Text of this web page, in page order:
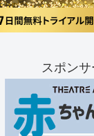
スポン